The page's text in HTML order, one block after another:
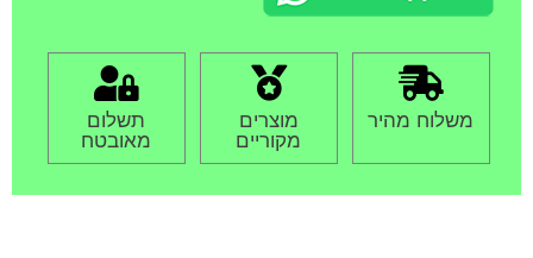
משלוח מהיר
מוצרים
מקוריים
תשלום
מאובטח